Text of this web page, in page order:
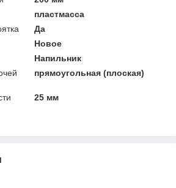
пластмасса
Да
Новое
Напильник
прямоугольная (плоская)
25 мм